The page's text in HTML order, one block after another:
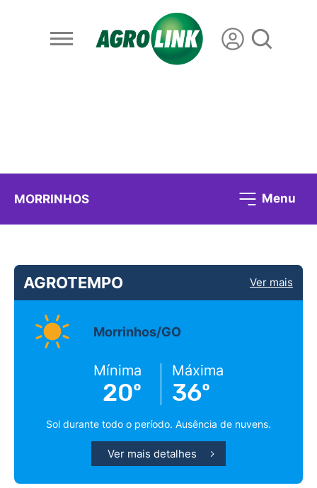
MORRINHOS Menu
AGROTEMPO Ver mais
Morrinhos/GO
Mínima
20º
Máxima
36º
Sol durante todo o período. Ausência de nuvens.
Ver mais detalhes